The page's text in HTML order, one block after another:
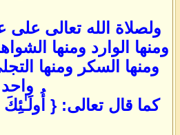
ولصلاة الله تعالى على
ومنها الوارد ومنها
ومنها السكر ومنها
كما قال تعالى: {